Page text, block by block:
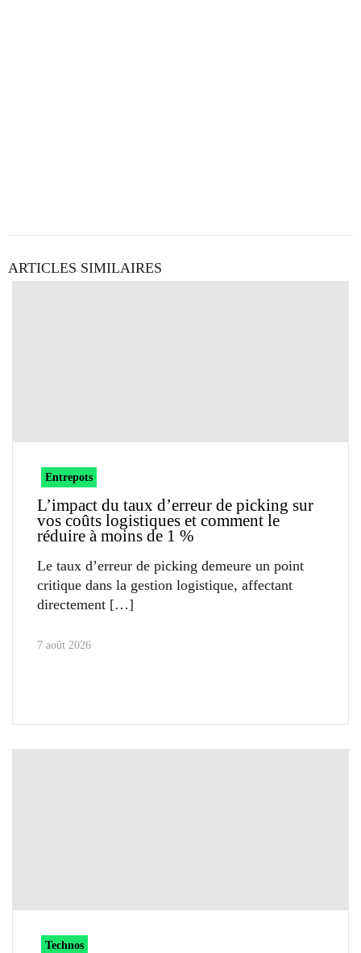
ARTICLES SIMILAIRES
Entrepots
L’impact du taux d’erreur de picking sur
vos coûts logistiques et comment le
réduire à moins de 1 %
Le taux d’erreur de picking demeure un point
critique dans la gestion logistique, affectant
directement
7 août 2026
Technos